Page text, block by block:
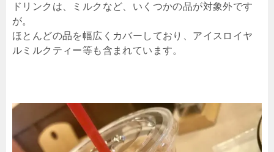
ドリンクは、ミルクなど、いくつかの品が対象外です
が。
ほとんどの品を幅広くカバーしており、アイスロイヤ
ルミルクティー等も含まれています。